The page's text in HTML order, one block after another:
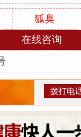
狐臭
在线咨询
拨打电